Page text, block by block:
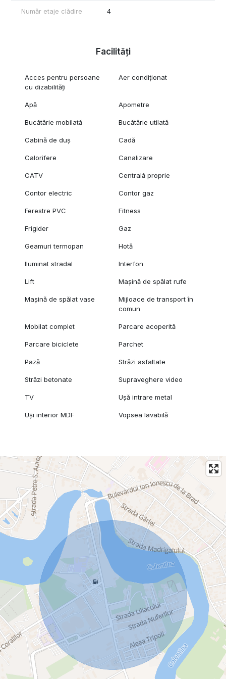
Număr etaje clădire 4
Facilități
Acces pentru persoane
cu dizabilități
Aer condiționat
Apă Apometre
Bucătărie mobilată Bucătărie utilată
Cabină de duș Cadă
Calorifere Canalizare
CATV Centrală proprie
Contor electric Contor gaz
Ferestre PVC Fitness
Frigider Gaz
Geamuri termopan Hotă
Iluminat stradal Interfon
Lift Mașină de spălat rufe
Mașină de spălat vase
Mijloace de transport în
comun
Mobilat complet Parcare acoperită
Parcare biciclete Parchet
Pază Străzi asfaltate
Străzi betonate Supraveghere video
TV Ușă intrare metal
Uși interior MDF Vopsea lavabilă